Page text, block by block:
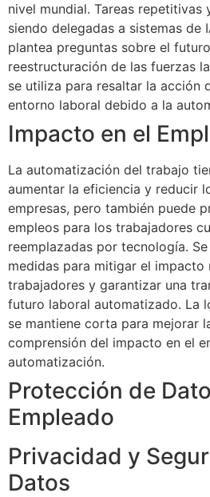
nivel mundial. Tareas repetitivas
siendo delegadas a sistemas de
plantea preguntas sobre el
reestructuración de las fuerzas
se utiliza para resaltar la acción
entorno laboral debido a la
Impacto en el
La automatización del trabajo
aumentar la eficiencia y reducir
empresas, pero también puede
empleos para los trabajadores
reemplazadas por tecnología.
medidas para mitigar el impacto
trabajadores y garantizar una
futuro laboral automatizado. La
se mantiene corta para mejorar
comprensión del impacto en el
automatización.
Protección de
Empleado
Privacidad y
Datos